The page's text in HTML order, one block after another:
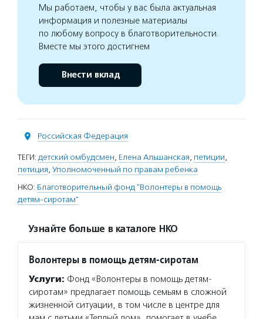
Мы работаем, чтобы у вас была актуальная
информация и полезные материалы
по любому вопросу в благотворительности.
Вместе мы этого достигнем
Внести вклад
Российская Федерация
ТЕГИ: детский омбудсмен, Елена Альшанская, петиции,
петиция, Уполномоченный по правам ребенка
НКО: Благотворительный фонд "Волонтеры в помощь
детям-сиротам"
Узнайте больше в каталоге НКО
Волонтеры в помощь детям-сиротам
Услуги: Фонд «Волонтеры в помощь детям-
сиротам» предлагает помощь семьям в сложной
жизненной ситуации, в том числе в центре для